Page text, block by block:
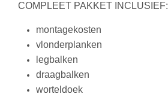
COMPLEET PAKKET INCLUSIEF:
montagekosten
vlonderplanken
legbalken
draagbalken
worteldoek